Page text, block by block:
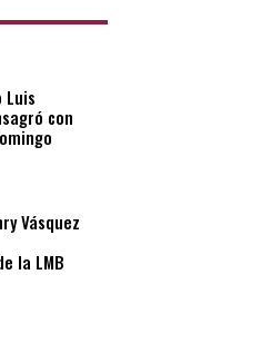
Luis
con
Vásquez
la LMB